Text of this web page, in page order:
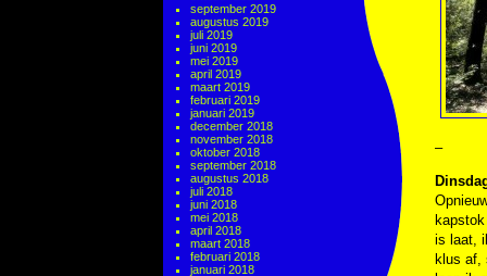
september 2019
augustus 2019
juli 2019
juni 2019
mei 2019
april 2019
maart 2019
februari 2019
januari 2019
december 2018
november 2018
oktober 2018
september 2018
augustus 2018
juli 2018
juni 2018
mei 2018
april 2018
maart 2018
februari 2018
januari 2018
–
is laat,
klus af,